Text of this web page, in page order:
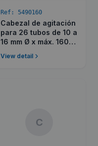
Ref: 5490160
Cabezal de agitación
para 26 tubos de 10 a
16 mm Ø x máx. 160
View detail
C